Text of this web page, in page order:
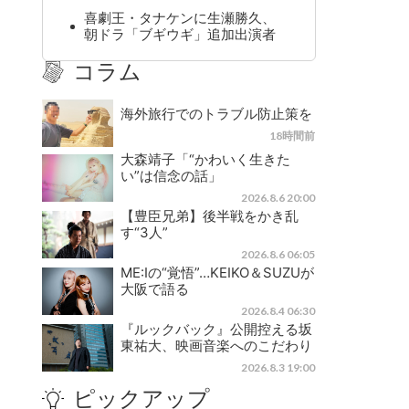
喜劇王・タナケンに生瀬勝久、
朝ドラ「ブギウギ」追加出演者
コラム
海外旅行でのトラブル防止策を
18時間前
大森靖子「“かわいく生きた
い”は信念の話」
2026.8.6 20:00
【豊臣兄弟】後半戦をかき乱
す“3人”
2026.8.6 06:05
ME:Iの“覚悟”…KEIKO＆SUZUが
大阪で語る
2026.8.4 06:30
『ルックバック』公開控える坂
東祐大、映画音楽へのこだわり
2026.8.3 19:00
ピックアップ